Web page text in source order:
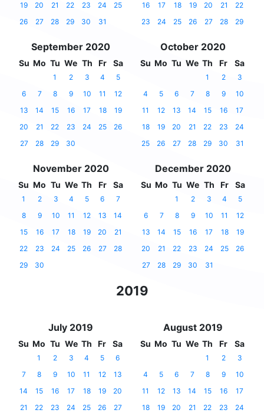
19
20 21 22 23 24
25
26
27 28 29 30 31
16
17 18 19 20 21
22
23
24 25 26 27 28 29
September 2020
Su Mo Tu We Th Fr Sa
1 2 3 4
5
6
7 8 9 10 11
12
13
14 15 16 17 18
19
20
21 22 23 24 25
26
27
28 29 30
October 2020
Su Mo Tu We Th Fr Sa
1 2
3
4
5 6 7 8 9
10
11
12 13 14 15 16
17
18
19 20 21 22 23
24
25
26 27 28 29 30 31
November 2020
Su Mo Tu We Th Fr Sa
1 2 3 4 5 6
7
8
9 10 11 12 13
14
15
16 17 18 19 20
21
22
23 24 25 26 27
28
29
30
December 2020
Su Mo Tu We Th Fr Sa
1 2 3 4
5
6
7 8 9 10 11
12
13
14 15 16 17 18
19
20
21 22 23 24 25
26
27
28 29 30 31
2019
July 2019
Su Mo Tu We Th Fr Sa
1 2 3 4 5
6
7
8 9 10 11 12
13
14
15 16 17 18 19
20
21
22 23 24 25 26
27
August 2019
Su Mo Tu We Th Fr Sa
1 2
3
4
5 6 7 8 9
10
11
12 13 14 15 16
17
18
19 20 21 22 23
24